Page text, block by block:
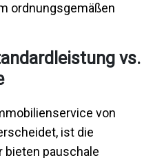
ordnungsgemäßen
vs.
von
ist die
bieten pauschale